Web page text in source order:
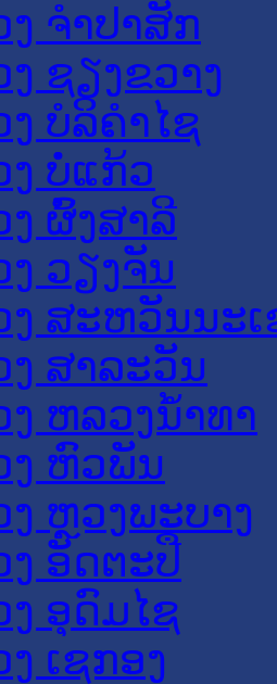
ຈໍາປາສັກ
ຊຽງຂວາງ
ບໍລິຄໍາໄຊ
ບໍ່ແກ້ວ
ຜົ້ງສາລີ
ວຽງຈັນ
ງ ສະຫວັນນະ
ສາລະວັນ
ຫລວງນໍ້າທາ
ງ ຫົວພັນ
ຫຼວງພະບາງ
ອັດຕະປື
ອຸດົມໄຊ
ເຊກອງ